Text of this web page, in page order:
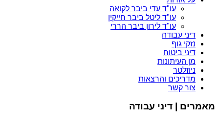
עו"ד עדי ביבר לקואה
עו"ד ליטל ביבר חייקין
עו"ד לירון ביבר הררי
דיני עבודה
נזקי גוף
דיני ביטוח
מן העיתונות
ניוזלטר
מדריכים והרצאות
צור קשר
מאמרים | דיני עבודה